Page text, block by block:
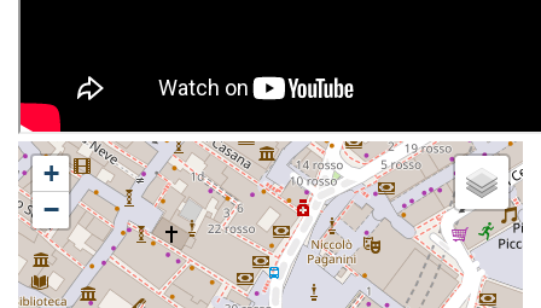
+
−